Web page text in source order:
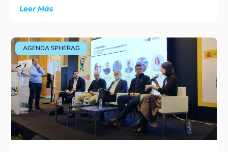
Leer Más
AGENDA SPHERAG